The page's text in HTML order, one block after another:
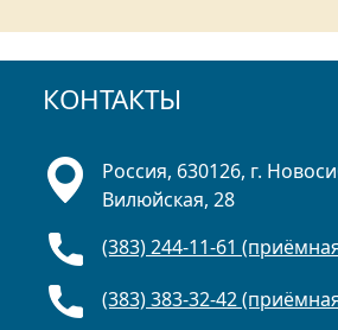
КОНТАКТЫ
Россия, 630126, г.
Вилюйская, 28
(383) 244-11-61
(383) 383-32-42